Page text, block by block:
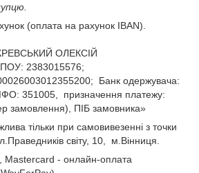
(оплата на рахунок IBAN).
ОЛЕКСІЙ
2383015576;
Банк одержувача:
351005, призначення платежу:
замовлення), ПІБ замовника»
тільки при самовивезенні з точки
світу, 10, м.Вінниця.
Mastercard - онлайн-оплата